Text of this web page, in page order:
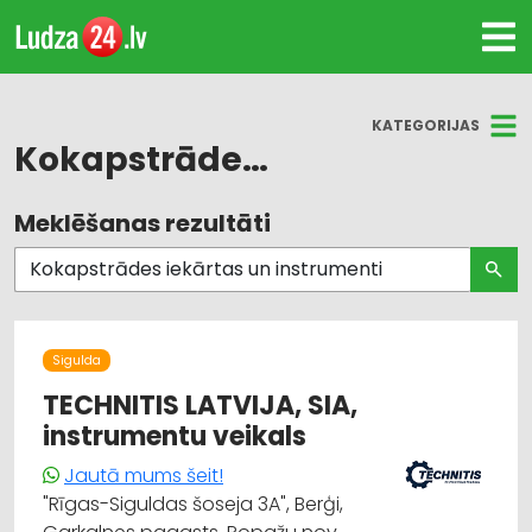
KATEGORIJAS
Kokapstrādes iekārtas un instrumenti
Visas nozares
Kokapstrāde
Būvmateriālu, būvkonstrukciju tirdzniecība
Dizains un interjers; priekšmeti un pakalpojumi
Mašīnbūve
Meklēšanas rezultāti
Sigulda
TECHNITIS LATVIJA, SIA,
instrumentu veikals
Jautā mums šeit!
"Rīgas-Siguldas šoseja 3A", Berģi,